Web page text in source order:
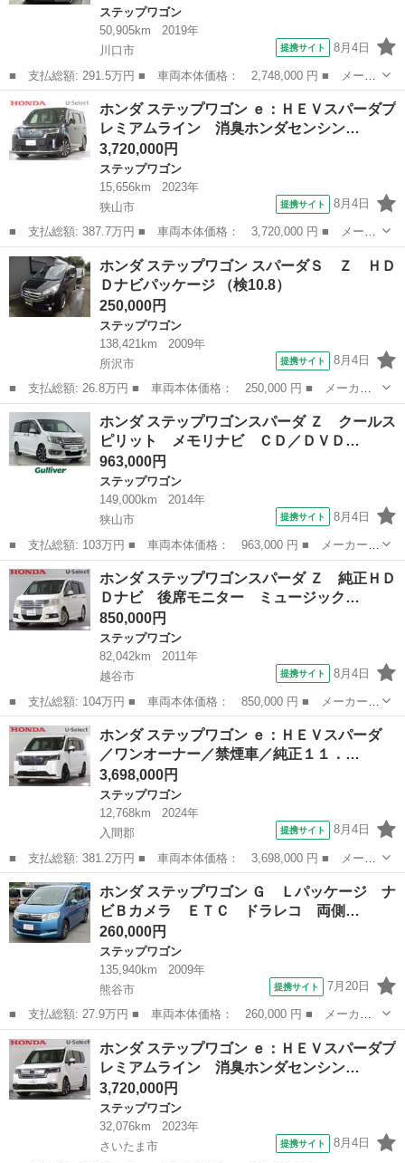
ステップワゴン
50,905km
2019年
川口市
提携サイト 8月4日
■ 支払総額: 291.5万円 ■ 車両本体価格： 2,748,000 円 ■ メーカ
ー名： ホンダ ■ 車種名： ステップワゴンスパーダ ■ グレード
名： スパーダ・クールスピリットホンダセンシング 禁煙 ワンオ
ーナー ...
埼玉 川口市 ステップワゴン
ホンダ ステップワゴン ｅ：ＨＥＶスパーダプ
レミアムライン 消臭ホンダセンシン…
3,720,000円
ステップワゴン
15,656km
2023年
狭山市
提携サイト 8月4日
■ 支払総額: 387.7万円 ■ 車両本体価格： 3,720,000 円 ■ メーカ
ー名： ホンダ ■ 車種名： ステップワゴン ■ グレード名：
ｅ：ＨＥＶスパーダプレミアムライン 消臭ホンダセンシング純正１
１．４イン...
埼玉 狭山市 ステップワゴン
ホンダ ステップワゴン スパーダＳ Ｚ ＨＤ
Ｄナビパッケージ （検10.8）
250,000円
ステップワゴン
138,421km
2009年
所沢市
提携サイト 8月4日
■ 支払総額: 26.8万円 ■ 車両本体価格： 250,000 円 ■ メーカー
名： ホンダ ■ 車種名： ステップワゴン ■ グレード名： スパ
ーダＳ Ｚ ＨＤＤナビパッケージ ■ 排気量： 2000cc ■ ドア枚
数...
埼玉 所沢市 ステップワゴン
ホンダ ステップワゴンスパーダ Ｚ クールス
ピリット メモリナビ ＣＤ／ＤＶＤ…
963,000円
ステップワゴン
149,000km
2014年
狭山市
提携サイト 8月4日
■ 支払総額: 103万円 ■ 車両本体価格： 963,000 円 ■ メーカー
名： ホンダ ■ 車種名： ステップワゴンスパーダ ■ グレード
名： Ｚ クールスピリット メモリナビ ＣＤ／ＤＶＤ／ＵＳＢ
Ｂｌｕｅｔｏｏｔ...
埼玉 狭山市 ステップワゴン
ホンダ ステップワゴンスパーダ Ｚ 純正ＨＤ
Ｄナビ 後席モニター ミュージック…
850,000円
ステップワゴン
82,042km
2011年
越谷市
提携サイト 8月4日
■ 支払総額: 104万円 ■ 車両本体価格： 850,000 円 ■ メーカー
名： ホンダ ■ 車種名： ステップワゴンスパーダ ■ グレード
名： Ｚ 純正ＨＤＤナビ 後席モニター ミュージックサーバー
ワンセグ 全周囲...
埼玉 越谷市 ステップワゴン
ホンダ ステップワゴン ｅ：ＨＥＶスパーダ
／ワンオーナー／禁煙車／純正１１．…
3,698,000円
ステップワゴン
12,768km
2024年
入間郡
提携サイト 8月4日
■ 支払総額: 381.2万円 ■ 車両本体価格： 3,698,000 円 ■ メーカ
ー名： ホンダ ■ 車種名： ステップワゴン ■ グレード名：
ｅ：ＨＥＶスパーダ ／ワンオーナー／禁煙車／純正１１．４インチ
コネクトナ...
埼玉 入間郡 ステップワゴン
ホンダ ステップワゴン Ｇ Ｌパッケージ ナ
ビＢカメラ ＥＴＣ ドラレコ 両側…
260,000円
ステップワゴン
135,940km
2009年
熊谷市
提携サイト 7月20日
■ 支払総額: 27.9万円 ■ 車両本体価格： 260,000 円 ■ メーカー
名： ホンダ ■ 車種名： ステップワゴン ■ グレード名： Ｇ
Ｌパッケージ ナビＢカメラ ＥＴＣ ドラレコ 両側電動ドア ■
排気量： ...
埼玉 熊谷市 ステップワゴン
ホンダ ステップワゴン ｅ：ＨＥＶスパーダプ
レミアムライン 消臭ホンダセンシン…
3,720,000円
ステップワゴン
32,076km
2023年
さいたま市
提携サイト 8月4日